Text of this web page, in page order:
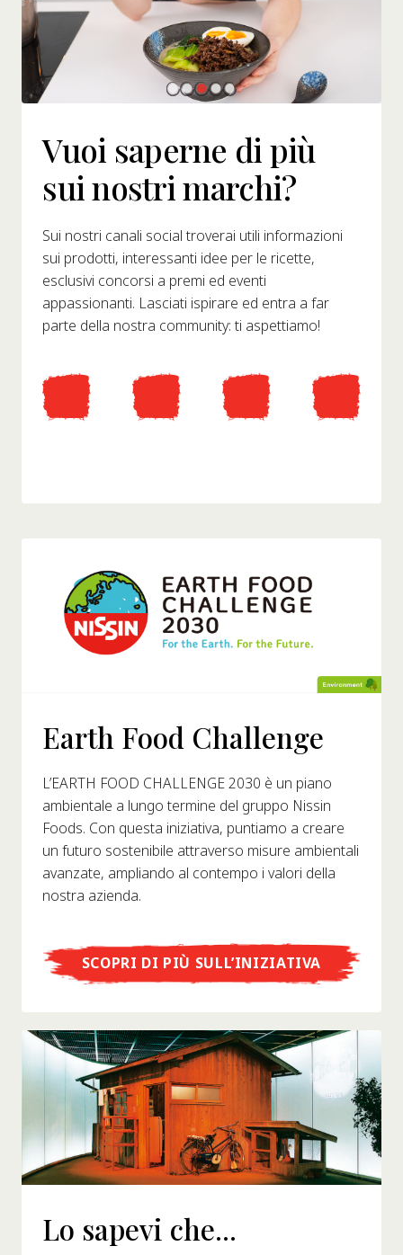
Vuoi saperne di più
sui nostri marchi?
Sui nostri canali social troverai utili informazioni
sui prodotti, interessanti idee per le ricette,
esclusivi concorsi a premi ed eventi
appassionanti. Lasciati ispirare ed entra a far
parte della nostra community: ti aspettiamo!
Earth Food Challenge
L’EARTH FOOD CHALLENGE 2030 è un piano
ambientale a lungo termine del gruppo Nissin
Foods. Con questa iniziativa, puntiamo a creare
un futuro sostenibile attraverso misure ambientali
avanzate, ampliando al contempo i valori della
nostra azienda.
SCOPRI DI PIÙ SULL’INIZIATIVA
Lo sapevi che...